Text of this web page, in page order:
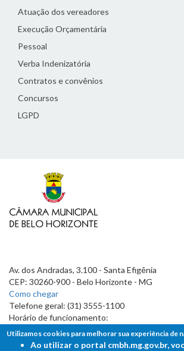
Atuação dos vereadores
Execução Orçamentária
Pessoal
Verba Indenizatória
Contratos e convênios
Concursos
LGPD
Av. dos Andradas, 3.100 - Santa Efigênia
CEP: 30260-900 - Belo Horizonte - MG
Como chegar
Telefone geral: (31) 3555-1100
Horário de funcionamento:
7h às 19h
Utilizamos cookies para melhorar sua experiência de
Ao utilizar o portal cmbh.mg.gov.br,